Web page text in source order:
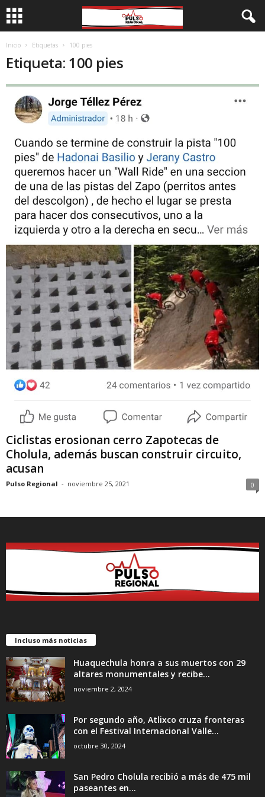
Inicio Etiquetas 100 pies
Etiqueta: 100 pies
Ciclistas erosionan cerro Zapotecas de
Cholula, además buscan construir circuito,
acusan
Pulso Regional - noviembre 25, 2021 0
Incluso más noticias
Huaquechula honra a sus muertos con 29
altares monumentales y recibe...
noviembre 2, 2024
Por segundo año, Atlixco cruza fronteras
con el Festival Internacional Valle...
octubre 30, 2024
San Pedro Cholula recibió a más de 475 mil
paseantes en...